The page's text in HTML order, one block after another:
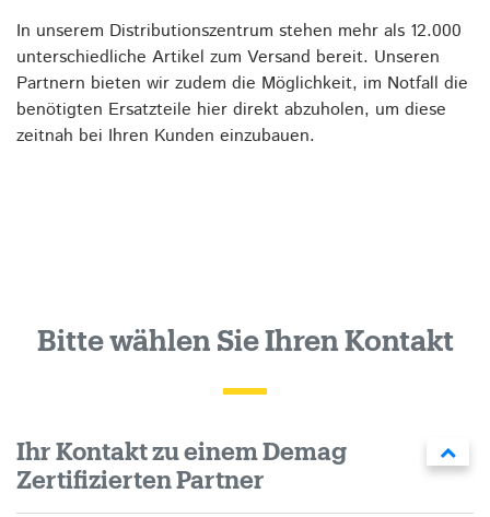
In unserem Distributionszentrum stehen mehr als 12.000
unterschiedliche Artikel zum Versand bereit. Unseren
Partnern bieten wir zudem die Möglichkeit, im Notfall die
benötigten Ersatzteile hier direkt abzuholen, um diese
zeitnah bei Ihren Kunden einzubauen.
Bitte wählen Sie Ihren Kontakt
Ihr Kontakt zu einem Demag
Zertifizierten Partner